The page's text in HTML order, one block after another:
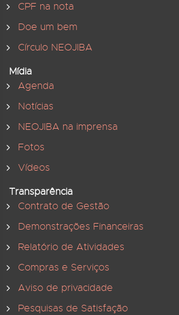
CPF na nota
Doe um bem
Círculo NEOJIBA
Mídia
Agenda
Notícias
NEOJIBA na imprensa
Fotos
Vídeos
Transparência
Contrato de Gestão
Demonstrações Financeiras
Relatório de Atividades
Compras e Serviços
Aviso de privacidade
Pesquisas de Satisfação